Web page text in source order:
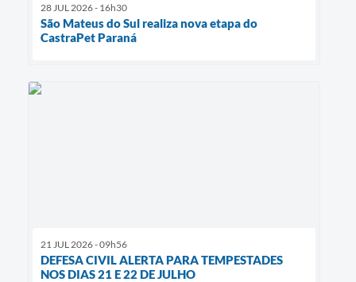
28 JUL 2026 - 16h30
São Mateus do Sul realiza nova etapa do
CastraPet Paraná
21 JUL 2026 - 09h56
DEFESA CIVIL ALERTA PARA TEMPESTADES
NOS DIAS 21 E 22 DE JULHO